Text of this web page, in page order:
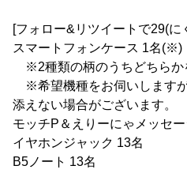
[フォロー&リツイートで29(に
スマートフォンケース 1名(※)
※2種類の柄のうちどちらか
※希望機種をお伺いします
添えない場合がございます。
モッチP＆えりーにゃメッセ
イヤホンジャック 13名
B5ノート 13名